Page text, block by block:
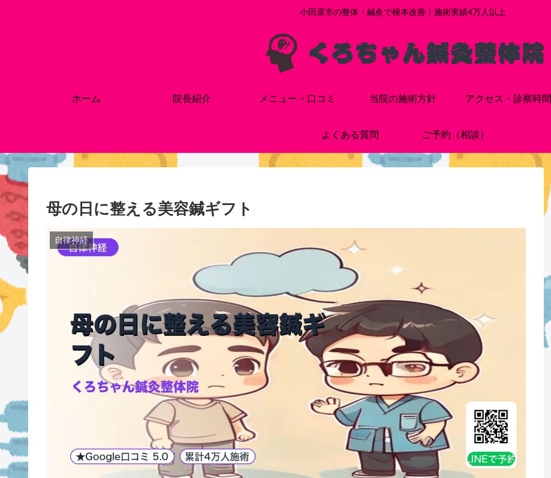
小田原市の整体・鍼灸で根本改善｜施術実績4万人以上
ホーム 院長紹介 メニュー・口コミ 当院の施術方針 アクセス・診察時間
よくある質問 ご予約（相談）
母の日に整える美容鍼ギフト
自律神経